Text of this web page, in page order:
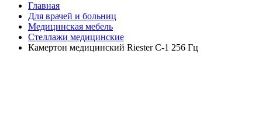
Главная
Для врачей и больниц
Медицинская мебель
Стеллажи медицинские
Камертон медицинский Riester С-1 256 Гц